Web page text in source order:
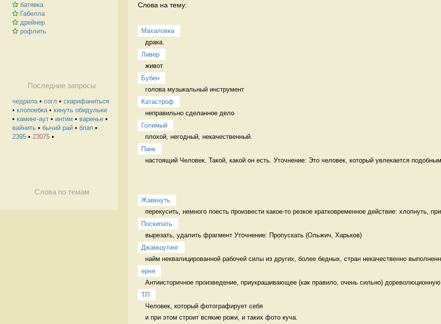
батявка
Габелла
дрейнер
рофлить
Последние запросы
чедрила• согл • скарифаниться
• клопоебка• кинуть обидульки
• каминг-аут • интим • варенье •
вайнить • бычий рай • бпаn •
2395 • 23075 •
Слова по темам
Слова на тему:
Махаловка
драка.
Ливер
живот
Бубен
голова музыкальный инструмент
Катастроф
неправильно сделанное дело
Голимый
плохой, негодный, некачественный.
Панк
настоящий Человек. Такой, какой он есть. Уточнение: Это человек, который увлекается подобным
Жавкнуть
перекусить, немного поесть произвести какое-то резкое кратковременное действие: хлопнуть,
Поскипать
Джамшутинг
найм неквалицированной рабочей силы из других, более бедных, стран некачественно
ерня
Антиисторичное произведение, приукрашивающее (как правило, очень сильно) дореволюционную
ТП
Человек, который фотографирует себя
и при этом строит всякие рожи, и таких фото куча.